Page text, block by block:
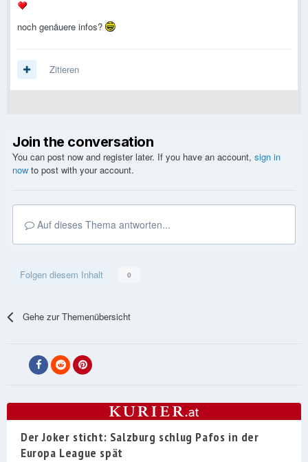
noch genäuere infos?
Zitieren
Join the conversation
You can post now and register later. If you have an account, sign in
now to post with your account.
Auf dieses Thema antworten...
Folgen diesem Inhalt 0
Gehe zur Themenübersicht
Der Joker sticht: Salzburg schlug Pafos in der
Europa League spät